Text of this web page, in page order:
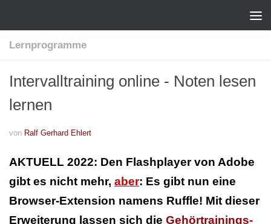
Lernprogramme
Intervalltraining online - Noten lesen
lernen
von Ralf Gerhard Ehlert
AKTUELL 2022: Den Flashplayer von Adobe
gibt es nicht mehr, aber: Es gibt nun eine
Browser-Extension namens Ruffle! Mit dieser
Erweiterung lassen sich die Gehörtrainings-